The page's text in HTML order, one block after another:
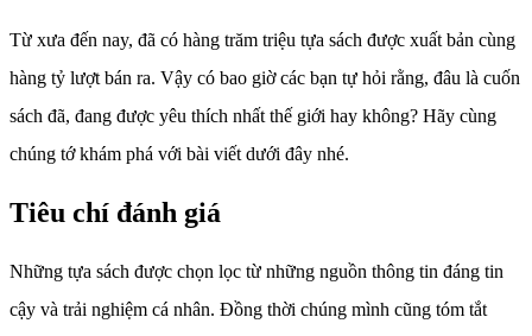
Từ xưa đến nay, đã có hàng trăm triệu tựa sách được xuất bản cùng
hàng tỷ lượt bán ra. Vậy có bao giờ các bạn tự hỏi rằng, đâu là cuốn
sách đã, đang được yêu thích nhất thế giới hay không? Hãy cùng
chúng tớ khám phá với bài viết dưới đây nhé.
Tiêu chí đánh giá
Những tựa sách được chọn lọc từ những nguồn thông tin đáng tin
cậy và trải nghiệm cá nhân. Đồng thời chúng mình cũng tóm tắt